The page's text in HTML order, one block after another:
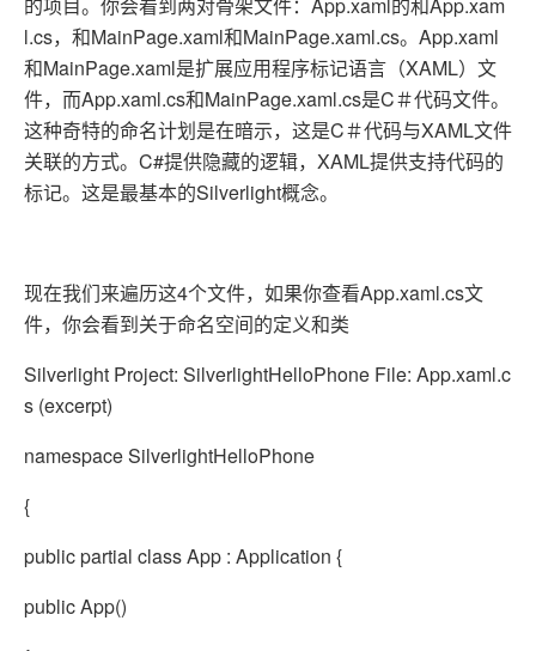
l.cs，和MainPage.xaml和MainPage.xaml.cs。App.xaml
和MainPage.xaml是扩展应用程序标记语言（XAML）文
件，而App.xaml.cs和MainPage.xaml.cs是C＃代码文件。
这种奇特的命名计划是在暗示，这是C＃代码与XAML文件
关联的方式。C#提供隐藏的逻辑，XAML提供支持代码的
标记。这是最基本的Silverlight概念。
现在我们来遍历这4个文件，如果你查看App.xaml.cs文
件，你会看到关于命名空间的定义和类
Silverlight Project: SilverlightHelloPhone File: App.xaml.c
s (excerpt)
namespace SilverlightHelloPhone
{
public partial class App : Application {
public App()